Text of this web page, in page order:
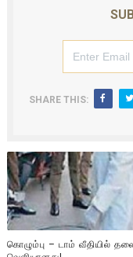
SHARE THIS:
கொழும்பு – டாம் வீதியில்